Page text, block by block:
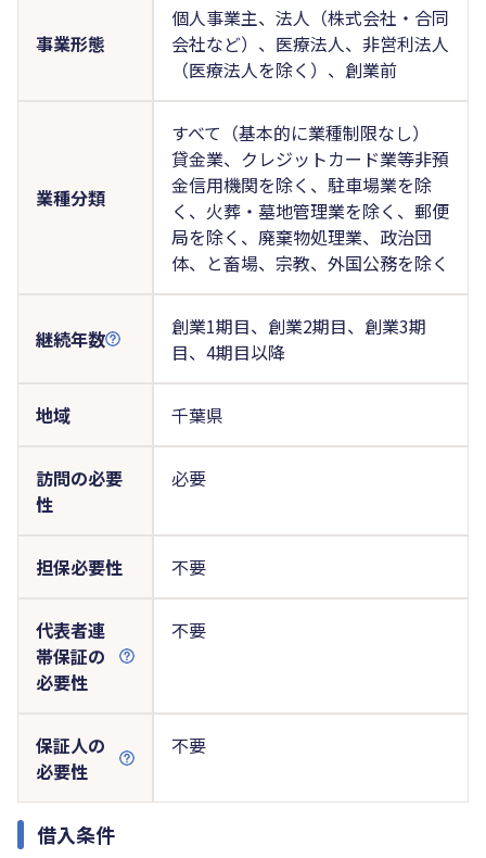
事業形態
個人事業主、法人（株式会社・合同
会社など）、医療法人、非営利法人
（医療法人を除く）、創業前
業種分類
すべて（基本的に業種制限なし）
貸金業、クレジットカード業等非預
金信用機関を除く、駐車場業を除
く、火葬・墓地管理業を除く、郵便
局を除く、廃棄物処理業、政治団
体、と畜場、宗教、外国公務を除く
継続年数
創業1期目、創業2期目、創業3期
目、4期目以降
地域 千葉県
訪問の必要
性
必要
担保必要性 不要
代表者連
帯保証の
必要性
不要
保証人の
必要性
不要
借入条件